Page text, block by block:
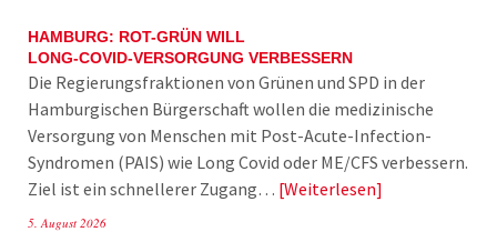
HAMBURG: ROT-GRÜN WILL
LONG-COVID-VERSORGUNG VERBESSERN
Die Regierungsfraktionen von Grünen und SPD in der
Hamburgischen Bürgerschaft wollen die medizinische
Versorgung von Menschen mit Post-Acute-Infection-
Syndromen (PAIS) wie Long Covid oder ME/CFS verbessern.
Ziel ist ein schnellerer Zugang… Weiterlesen
5. August 2026